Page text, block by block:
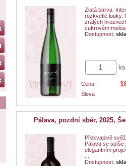
Zlatá barva.
rozkvetlé louky.
zralých
cukrovém
Dostupnost:
ks
Cena
Sleva
Pálava, pozdní sběr, 2025,
Překvapivě
Pálava se spíše
elegantním
...
Dostupnost: